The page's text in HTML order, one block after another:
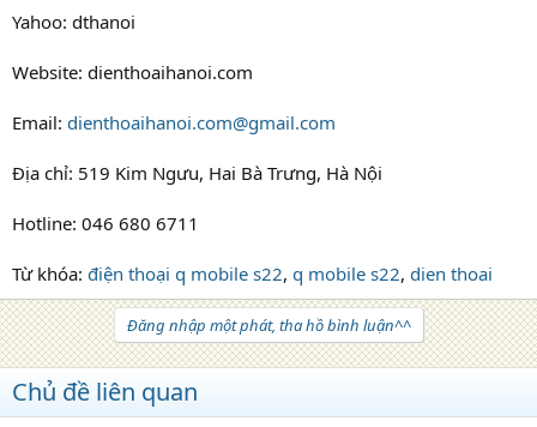
Yahoo: dthanoi
Website: dienthoaihanoi.com
Email: dienthoaihanoi.com@gmail.com
Địa chỉ: 519 Kim Ngưu, Hai Bà Trưng, Hà Nội
Hotline: 046 680 6711
Từ khóa: điện thoại q mobile s22, q mobile s22, dien thoai
Đăng nhập một phát, tha hồ bình luận^^
Chủ đề liên quan